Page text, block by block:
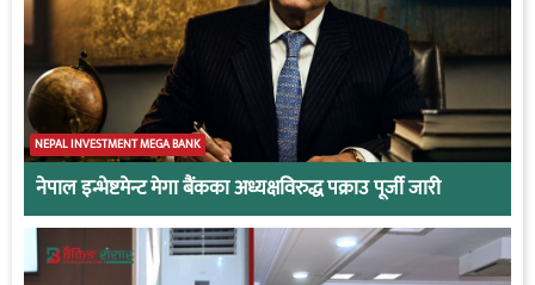
NEPAL INVESTMENT MEGA BANK
नेपाल इन्भेष्टमेन्ट मेगा बैंकका अध्यक्षविरुद्ध पक्राउ पूर्जी जारी